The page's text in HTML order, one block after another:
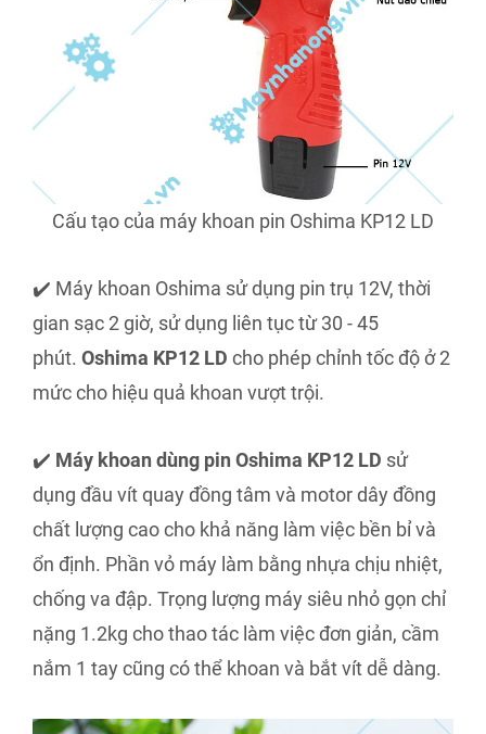
Cấu tạo của máy khoan pin Oshima KP12 LD
✔️ Máy khoan Oshima sử dụng pin trụ 12V, thời
gian sạc 2 giờ, sử dụng liên tục từ 30 - 45
phút. Oshima KP12 LD cho phép chỉnh tốc độ ở 2
mức cho hiệu quả khoan vượt trội.
✔️ Máy khoan dùng pin Oshima KP12 LD sử
dụng đầu vít quay đồng tâm và motor dây đồng
chất lượng cao cho khả năng làm việc bền bỉ và
ổn định. Phần vỏ máy làm bằng nhựa chịu nhiệt,
chống va đập. Trọng lượng máy siêu nhỏ gọn chỉ
nặng 1.2kg cho thao tác làm việc đơn giản, cầm
nắm 1 tay cũng có thể khoan và bắt vít dễ dàng.